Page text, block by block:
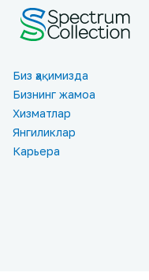
Биз ҳақимизда
Бизнинг жамоа
Хизматлар
Янгиликлар
Карьера